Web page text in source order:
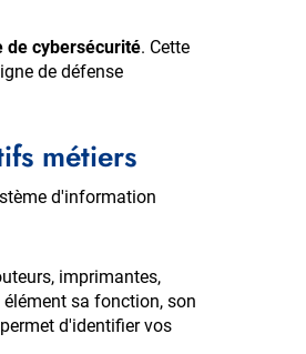
de cybersécurité. Cette
de défense
métiers
d'information
imprimantes,
sa fonction, son
d'identifier vos